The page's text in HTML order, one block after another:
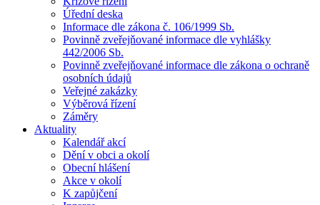
Úřední deska
Informace dle zákona č. 106/1999 Sb.
Povinně zveřejňované informace dle vyhlášky
442/2006 Sb.
Povinně zveřejňované informace dle zákona o ochraně
osobních údajů
Veřejné zakázky
Výběrová řízení
Záměry
Aktuality
Kalendář akcí
Dění v obci a okolí
Obecní hlášení
Akce v okolí
K zapůjčení